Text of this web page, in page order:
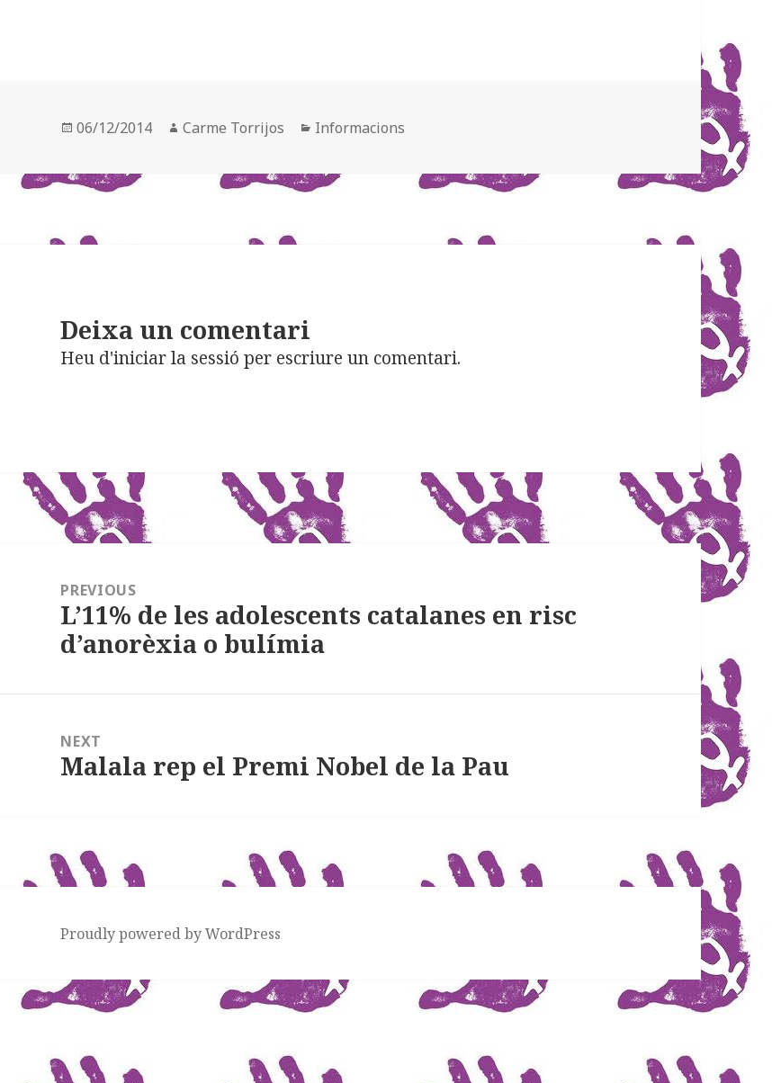
Posted
06/12/2014 Author
Carme Torrijos Categories
Informacions
Deixa un comentari
Heu d'iniciar la sessió per escriure un comentari.
d'articlesPREVIOUS
Previous
post:
L’11% de les adolescents catalanes en risc
d’anorèxia o bulímia
NEXT
Next
Malala rep el Premi Nobel de la Pau
Proudly powered by WordPress